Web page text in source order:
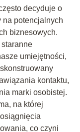
decyduje o
na potencjalnych
biznesowych.
umiejętności,
kontaktu,
marki osobistej.
na której
co czyni